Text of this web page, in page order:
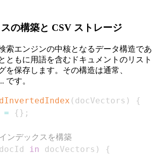
の構築と CSV ストレージ
索エンジンの中核となるデータ構造であ
ともに用語を含むドキュメントのリスト
を保存します。その構造は通常、
です。
( docVectors )
{
= { } ;
デックスを構築
in docVectors )
{